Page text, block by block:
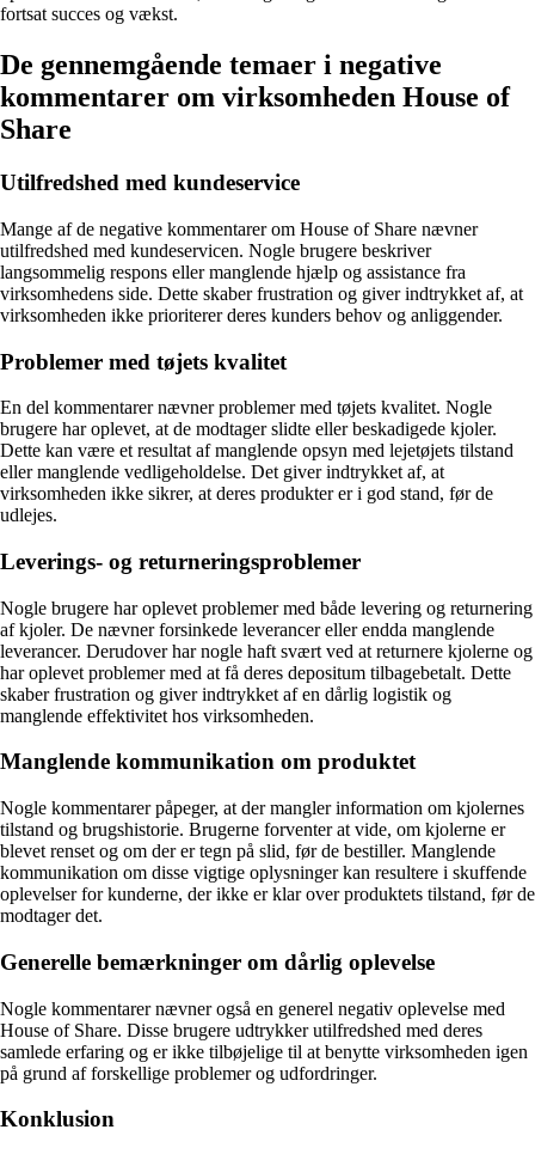
fortsat succes og vækst.
De gennemgående temaer i negative
kommentarer om virksomheden House of
Share
Utilfredshed med kundeservice
Mange af de negative kommentarer om House of Share nævner
utilfredshed med kundeservicen. Nogle brugere beskriver
langsommelig respons eller manglende hjælp og assistance fra
virksomhedens side. Dette skaber frustration og giver indtrykket af, at
virksomheden ikke prioriterer deres kunders behov og anliggender.
Problemer med tøjets kvalitet
En del kommentarer nævner problemer med tøjets kvalitet. Nogle
brugere har oplevet, at de modtager slidte eller beskadigede kjoler.
Dette kan være et resultat af manglende opsyn med lejetøjets tilstand
eller manglende vedligeholdelse. Det giver indtrykket af, at
virksomheden ikke sikrer, at deres produkter er i god stand, før de
udlejes.
Leverings- og returneringsproblemer
Nogle brugere har oplevet problemer med både levering og returnering
af kjoler. De nævner forsinkede leverancer eller endda manglende
leverancer. Derudover har nogle haft svært ved at returnere kjolerne og
har oplevet problemer med at få deres depositum tilbagebetalt. Dette
skaber frustration og giver indtrykket af en dårlig logistik og
manglende effektivitet hos virksomheden.
Manglende kommunikation om produktet
Nogle kommentarer påpeger, at der mangler information om kjolernes
tilstand og brugshistorie. Brugerne forventer at vide, om kjolerne er
blevet renset og om der er tegn på slid, før de bestiller. Manglende
kommunikation om disse vigtige oplysninger kan resultere i skuffende
oplevelser for kunderne, der ikke er klar over produktets tilstand, før de
modtager det.
Generelle bemærkninger om dårlig oplevelse
Nogle kommentarer nævner også en generel negativ oplevelse med
House of Share. Disse brugere udtrykker utilfredshed med deres
samlede erfaring og er ikke tilbøjelige til at benytte virksomheden igen
på grund af forskellige problemer og udfordringer.
Konklusion